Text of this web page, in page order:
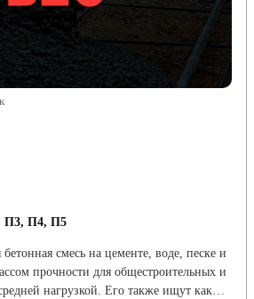
П3, П4, П5
бетонная смесь на цементе, воде, песке и
прочности для общестроительных и
нагрузкой. Его также ищут как…